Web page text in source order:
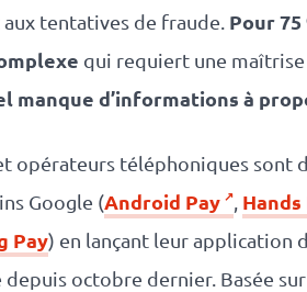
tentatives de fraude. Pour
qui requiert une maîtrise
manque d’informations à
opérateurs téléphoniques sont
Google (Android Pay Hands
Pay) en lançant leur application
depuis octobre dernier. Basée